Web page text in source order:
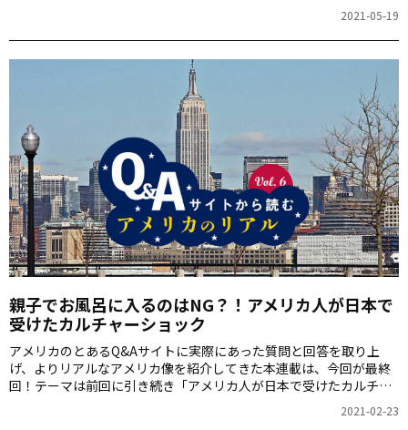
2021-05-19
親子でお風呂に入るのはNG？！アメリカ人が日本で
受けたカルチャーショック
アメリカのとあるQ&Aサイトに実際にあった質問と回答を取り上
げ、よりリアルなアメリカ像を紹介してきた本連載は、今回が最終
回！テーマは前回に引き続き「アメリカ人が日本で受けたカルチャ
2021-02-23